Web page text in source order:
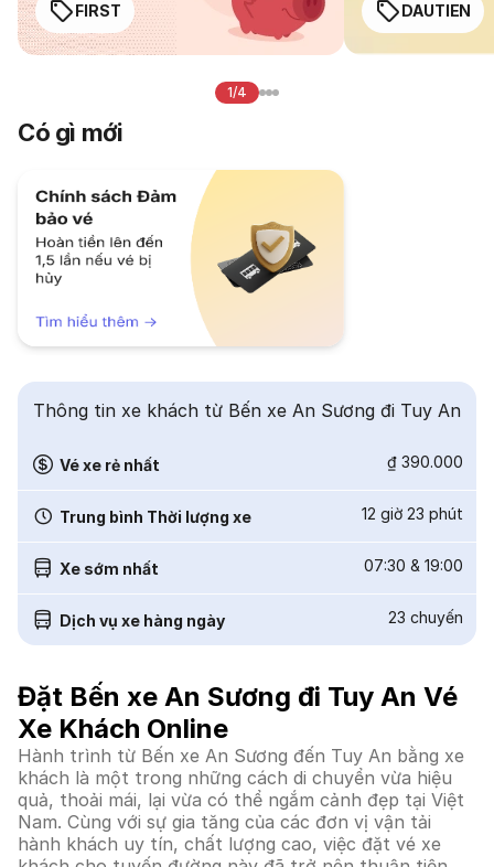
FIRST DAUTIEN
1/4
Có gì mới
Thông tin xe khách từ Bến xe An Sương đi Tuy An
Vé xe rẻ nhất ₫ 390.000
Trung bình Thời lượng xe 12 giờ 23 phút
Xe sớm nhất 07:30 & 19:00
Dịch vụ xe hàng ngày 23 chuyến
Đặt Bến xe An Sương đi Tuy An Vé
Xe Khách Online
Hành trình từ Bến xe An Sương đến Tuy An bằng xe
khách là một trong những cách di chuyển vừa hiệu
quả, thoải mái, lại vừa có thể ngắm cảnh đẹp tại Việt
Nam. Cùng với sự gia tăng của các đơn vị vận tải
hành khách uy tín, chất lượng cao, việc đặt vé xe